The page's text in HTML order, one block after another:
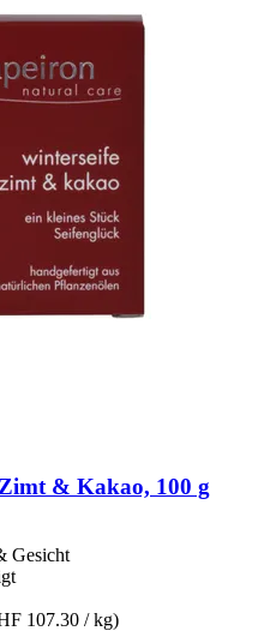
& Kakao, 100 g
Gesicht
107.30 / kg)